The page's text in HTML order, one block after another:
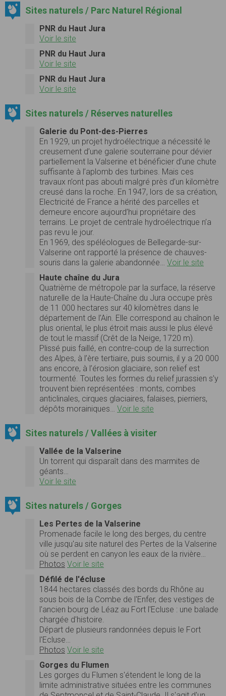
Sites naturels / Parc Naturel Régional
PNR du Haut Jura
Voir le site
PNR du Haut Jura
Voir le site
PNR du Haut Jura
Voir le site
Sites naturels / Réserves naturelles
Galerie du Pont-des-Pierres
En 1929, un projet hydroélectrique a nécessité le
creusement d’une galerie souterraine pour dévier
partiellement la Valserine et bénéficier d’une chute
suffisante à l’aplomb des turbines. Mais ces
travaux n’ont pas abouti malgré près d’un kilomètre
creusé dans la roche. En 1947, lors de sa création,
Electricité de France a hérité des parcelles et
demeure encore aujourd’hui propriétaire des
terrains. Le projet de centrale hydroélectrique n’a
pas revu le jour.
En 1969, des spéléologues de Bellegarde-sur-
Valserine ont rapporté la présence de chauves-
souris dans la galerie abandonnée… Voir le site
Haute chaîne du Jura
Quatrième de métropole par la surface, la réserve
naturelle de la Haute-Chaîne du Jura occupe près
de 11 000 hectares sur 40 kilomètres dans le
département de l’Ain. Elle correspond au chaînon le
plus oriental, le plus étroit mais aussi le plus élevé
de tout le massif (Crêt de la Neige, 1720 m).
Plissé puis faillé, en contre-coup de la surrection
des Alpes, à l’ère tertiaire, puis soumis, il y a 20 000
ans encore, à l’érosion glaciaire, son relief est
tourmenté. Toutes les formes du relief jurassien s’y
trouvent bien représentées : monts, combes
anticlinales, cirques glaciaires, falaises, pierriers,
dépôts morainiques… Voir le site
Sites naturels / Vallées à visiter
Vallée de la Valserine
Un torrent qui disparaît dans des marmites de
géants…
Voir le site
Sites naturels / Gorges
Les Pertes de la Valserine
Promenade facile le long des berges, du centre
ville jusqu'au site naturel des Pertes de la Valserine
où se perdent en canyon les eaux de la rivière…
Photos Voir le site
Défilé de l'écluse
1844 hectares classés des bords du Rhône au
sous bois de la Combe de l'Enfer, des vestiges de
l'ancien bourg de Léaz au Fort l'Ecluse : une balade
chargée d'histoire.
Départ de plusieurs randonnées depuis le Fort
l'Ecluse…
Photos Voir le site
Gorges du Flumen
Les gorges du Flumen s'étendent le long de la
limite administrative situées entre les communes